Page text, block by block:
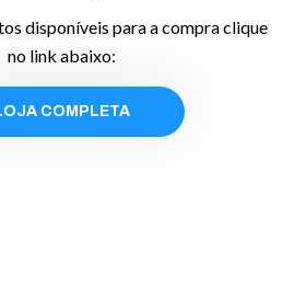
disponíveis para a compra clique
no link abaixo:
COMPLETA